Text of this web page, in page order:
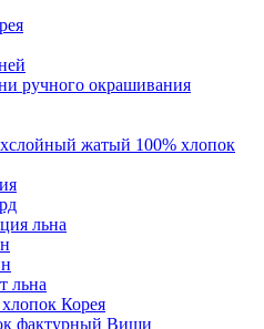
ручного окрашивания
жатый 100% хлопок
льна
льна
Корея
фактурный Виши